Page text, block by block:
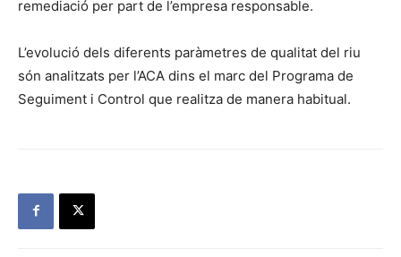
remediació per part de l’empresa responsable.
L’evolució dels diferents paràmetres de qualitat del riu
són analitzats per l’ACA dins el marc del Programa de
Seguiment i Control que realitza de manera habitual.